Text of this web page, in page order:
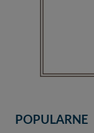
POPULARNE